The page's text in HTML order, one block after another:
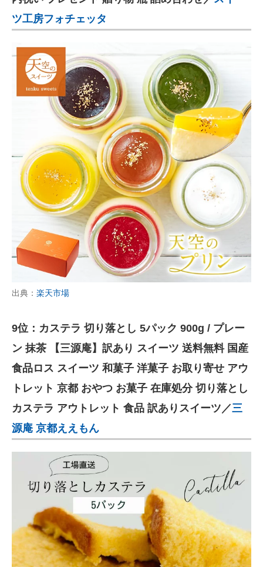
ツ工房フォチェッタ
出典： 楽天市場
9位：カステラ 切り落とし 5パック 900g / プレー
ン 抹茶 【三源庵】訳あり スイーツ 送料無料 国産
食品ロス スイーツ 和菓子 洋菓子 お取り寄せ アウ
トレット 京都 おやつ お菓子 在庫処分 切り落とし
カステラ アウトレット 食品 訳ありスイーツ／三
源庵 京都ええもん